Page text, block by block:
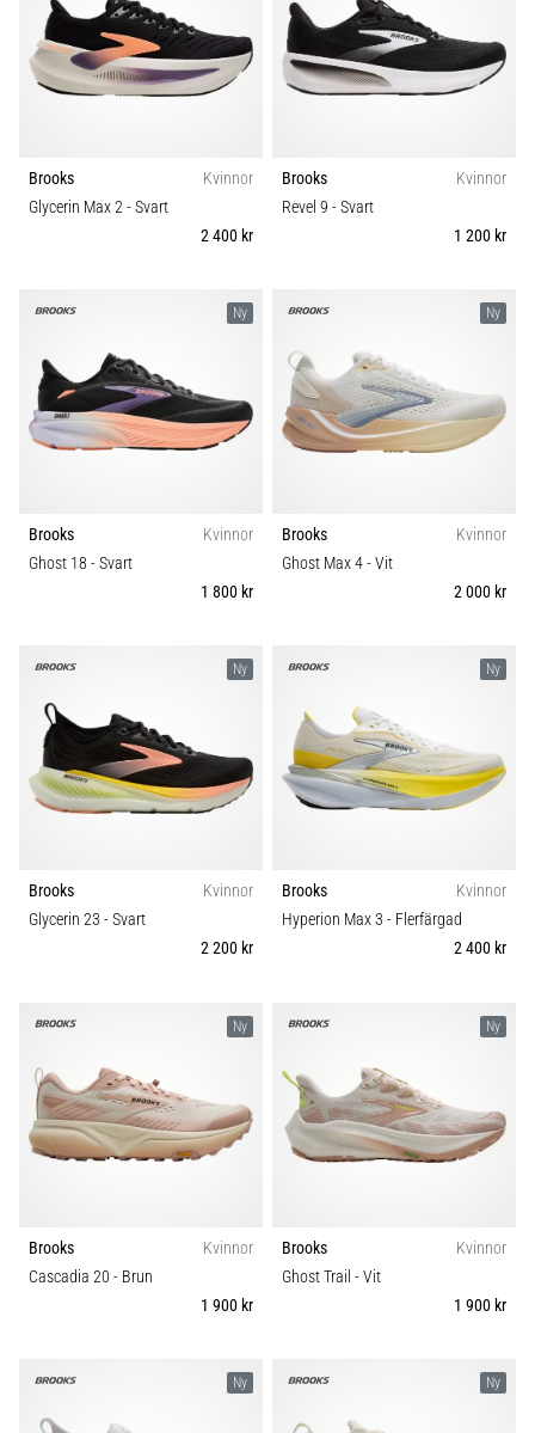
Brooks
Kvinnor
Glycerin Max 2- Svart
2 400 kr
Brooks
Kvinnor
Revel 9 - Svart
1 200 kr
Ny
Brooks
Kvinnor
Ghost 18 - Svart
1 800 kr
Ny
Brooks
Kvinnor
Ghost Max 4- Vit
2 000 kr
Ny
Brooks
Kvinnor
Glycerin 23 - Svart
2 200 kr
Ny
Brooks
Kvinnor
Hyperion Max 3 - Flerfärgad
2 400 kr
Ny
Brooks
Kvinnor
Cascadia 20 - Brun
1 900 kr
Ny
Brooks
Kvinnor
Ghost Trail - Vit
1 900 kr
Ny Ny